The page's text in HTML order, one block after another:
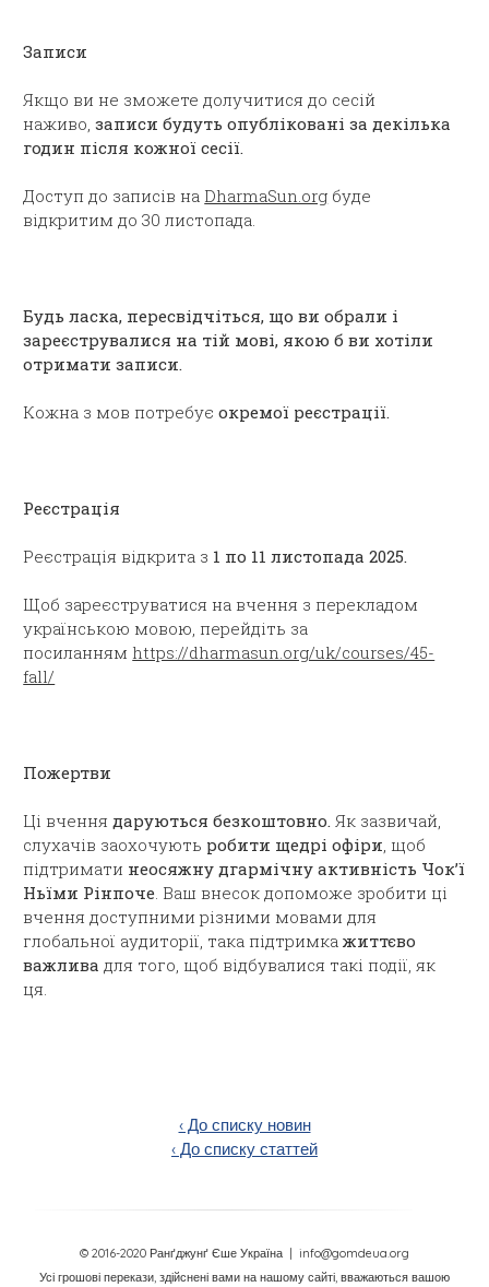
Записи
Якщо ви не зможете долучитися до сесій
наживо,записи будуть опубліковані за декілька
годин після кожної сесії.
Доступ до записів на DharmaSun.org буде
відкритим до 30 листопада.
Будь ласка, пересвідчіться, що ви обрали і
зареєструвалися на тій мові, якою б ви хотіли
отримати записи.
Кожна з мов потребує окремої реєстрації.
Реєстрація
Реєстрація відкрита з 1 по 11 листопада 2025.
Щоб зареєструватися на вчення з перекладом
українською мовою, перейдіть за
посиланням https://dharmasun.org/uk/courses/45-
fall/
Пожертви
Ці вченнядаруються безкоштовно. Як зазвичай,
слухачів заохочують робити щедрі офіри, щоб
підтримати неосяжну дгармічну активність Чок’ї
Ньїми Рінпоче. Ваш внесок допоможе зробити ці
вчення доступними різними мовами для
глобальної аудиторії, така підтримкажиттєво
важлива для того, щоб відбувалися такі події, як
ця.
‹ До списку новин
‹ До списку статтей
© 2016-2020 Ранґджунґ Єше Україна
| info@gomdeua.org
Усі грошові перекази, здійснені вами на нашому сайті, вважаються вашою